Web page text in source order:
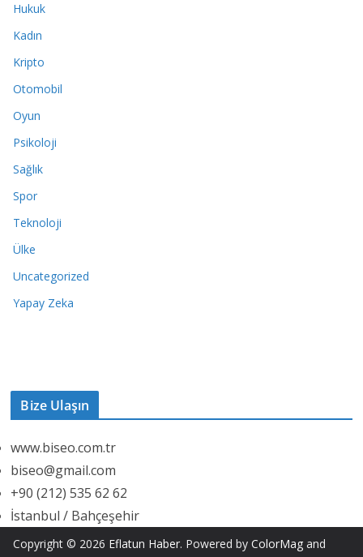
Hukuk
Kadın
Kripto
Otomobil
Oyun
Psikoloji
Sağlık
Spor
Teknoloji
Ülke
Uncategorized
Yapay Zeka
Bize Ulaşın
www.biseo.com.tr
biseo@gmail.com
+90 (212) 535 62 62
İstanbul / Bahçeşehir
Copyright © 2026 Eflatun Haber. Powered by ColorMag and